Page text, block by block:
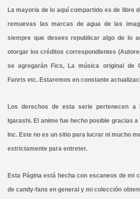
La mayoria de lo aquí compartido es de libre
remuevas las marcas de agua de las
siempre que desees republicar algo de lo
otorgar los créditos correspondientes
se agregarán Fics, La música original de
Fanrts etc. Estaremos en constante
Los derechos de esta serie pertenecen a
Igarashi. El anime fue hecho posible gracias a
Inc. Este no es un sitio para lucrar ni mucho
estrictamente para entreter.
Esta Página está hecha con escaneos de mi
de candy-fans en general y mi colección